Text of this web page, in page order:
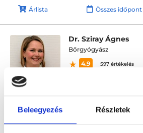
Beleegyezés Részletek
Árlista Összes időpont
Dr. Sziray Ágnes
Bőrgyógyász
4.9
597 értékelés
Miskolc, Miskolc, Széchenyi
Következő időpont: